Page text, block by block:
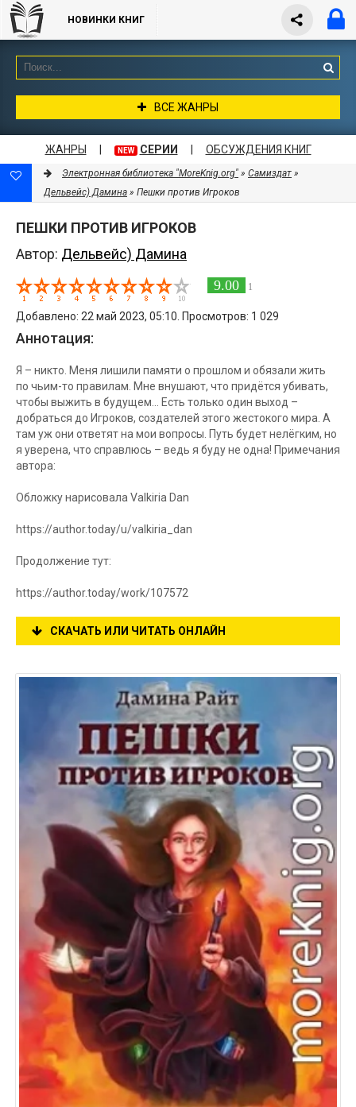
НОВИНКИ КНИГ
ВСЕ ЖАНРЫ
ЖАНРЫ NEW СЕРИИ ОБСУЖДЕНИЯ КНИГ
Электронная библиотека "MoreKnig.org" » Самиздат »
Дельвейс) Дамина » Пешки против Игроков
ПЕШКИ ПРОТИВ ИГРОКОВ
Автор: Дельвейс) Дамина
9.00 1
Добавлено: 22 май 2023, 05:10. Просмотров: 1 029
Аннотация:
Я – никто. Меня лишили памяти о прошлом и обязали жить
по чьим-то правилам. Мне внушают, что придётся убивать,
чтобы выжить в будущем… Есть только один выход –
добраться до Игроков, создателей этого жестокого мира. А
там уж они ответят на мои вопросы. Путь будет нелёгким, но
я уверена, что справлюсь – ведь я буду не одна! Примечания
автора:
Обложку нарисовала Valkiria Dan
https://author.today/u/valkiria_dan
Продолжение тут:
https://author.today/work/107572
СКАЧАТЬ ИЛИ ЧИТАТЬ ОНЛАЙН